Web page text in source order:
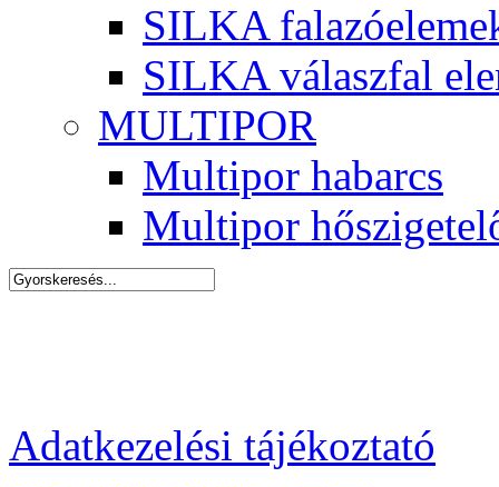
SILKA
SILKA válaszfal
MULTIPOR
Multipor habarcs
Multipor
Adatkezelési tájékoztató